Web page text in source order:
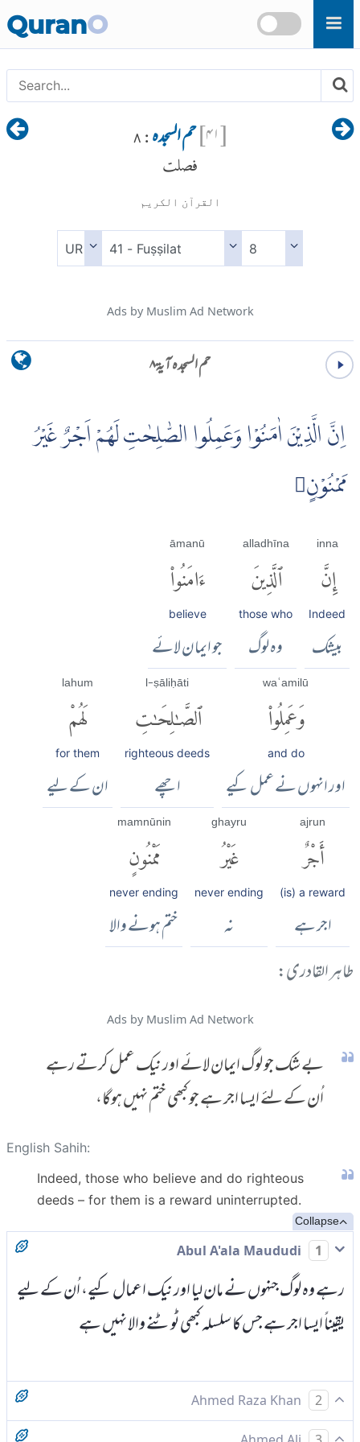
Skip to main content
QuranO
[۴۱]حم السجدہ : ۸
فصلت
القرآن الكريم
Ads by Muslim Ad Network
حم السجدہ آية ۸
اِنَّ الَّذِيْنَ اٰمَنُوْا وَعَمِلُوا الصّٰلِحٰتِ لَهُمْ اَجْرٌ غَيْرُ
مَمْنُوْنٍ
inna
إِنَّ
Indeed
بیشک
alladhīna
ٱلَّذِينَ
those who
وہ لوگ
āmanū
ءَامَنُوا۟
believe
جو ایمان لائے
waʿamilū
وَعَمِلُوا۟
and do
اور انہوں نے عمل کیے
l-ṣāliḥāti
ٱلصَّٰلِحَٰتِ
righteous deeds
اچھے
lahum
لَهُمْ
for them
ان کے لیے
ajrun
أَجْرٌ
(is) a reward
اجر ہے
ghayru
غَيْرُ
never ending
نہ
mamnūnin
مَمْنُونٍ
never ending
ختم ہونے والا
طاہر القادری:
Ads by Muslim Ad Network
بے شک جو لوگ ایمان لائے اور نیک عمل کرتے رہے
اُن کے لئے ایسا اجر ہے جو کبھی ختم نہیں ہوگا،
English Sahih:
Indeed, those who believe and do righteous
deeds – for them is a reward uninterrupted.
Collapse
1
رہے وہ لوگ جنہوں نے مان لیا اور نیک اعمال کیے، اُن کے لیے
یقیناً ایسا اجر ہے جس کا سلسلہ کبھی ٹوٹنے والا نہیں ہے
2